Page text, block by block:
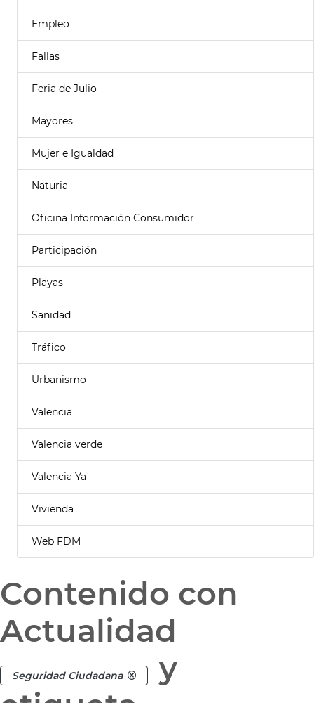
Empleo
Fallas
Feria de Julio
Mayores
Mujer e Igualdad
Naturia
Oficina Información Consumidor
Participación
Playas
Sanidad
Tráfico
Urbanismo
Valencia
Valencia verde
Valencia Ya
Vivienda
Web FDM
Contenido con
Actualidad
Seguridad Ciudadana
y